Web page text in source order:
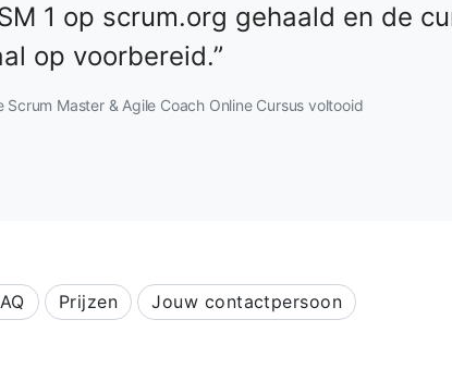
1 op scrum.org gehaald en de
op voorbereid.
Master & Agile Coach Online Cursus voltooid
Prijzen Jouw contactpersoon